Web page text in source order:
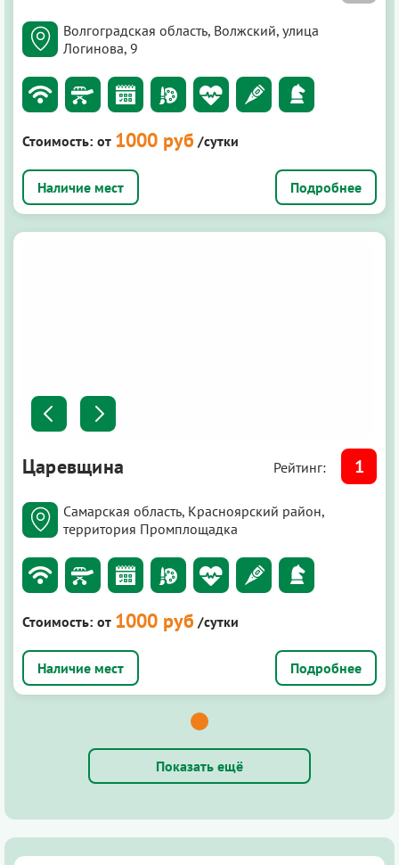
Волгоградская область, Волжский, улица
Логинова, 9
Стоимость: от 1000 руб /сутки
Подробнее
Царевщина Рейтинг: 1
Самарская область, Красноярский район,
территория Промплощадка
Стоимость: от 1000 руб /сутки
Подробнее
Показать ещё